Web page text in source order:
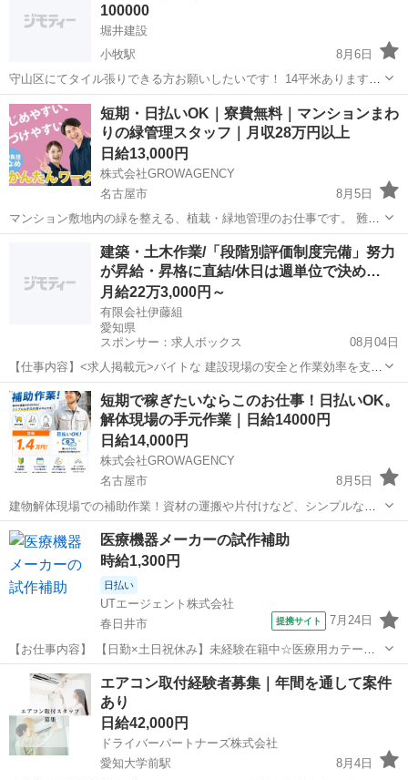
100000
堀井建設
小牧駅
8月6日
守山区にてタイル張りできる方お願いしたいです！ 14平米あります！
下地はこちらで作ります！ タイルもこちらで入れます！
愛知 小牧市 小牧駅
短期・日払いOK｜寮費無料｜マンションまわ
りの緑管理スタッフ｜月収28万円以上
日給13,000円
株式会社GROWAGENCY
名古屋市
8月5日
マンション敷地内の緑を整える、植栽・緑地管理のお仕事です。 難し
い工具や重機は使わず、 指示通りに進めやすい内容なので 未経験でも
スタートしやすいです。 【具体的には】 ・届いた植物や草花、資材の
運搬 ...
名古屋市 その他 個室
建築・土木作業/「段階別評価制度完備」努力
が昇給・昇格に直結/休日は週単位で決め…
月給22万3,000円～
有限会社伊藤組
愛知県
スポンサー：求人ボックス
08月04日
【仕事内容】<求人掲載元>バイトな 建設現場の安全と作業効率を支え
る「現場サポート業務」です。 未経験でも始めやすく、体への負担が
少ない作業が中心です。 主な業務内容 未完成の床に木製のフタを設置
し、落下防止対策を行う 完成した部...
アルバイト・パート
短期で稼ぎたいならこのお仕事！日払いOK。
解体現場の手元作業｜日給14000円
日給14,000円
株式会社GROWAGENCY
名古屋市
8月5日
建物解体現場での補助作業！資材の運搬や片付けなど、シンプルな手
元作業が中心です。 日給1.4万円！ 日払いOK！ 体を動かしたい方に
おすすめ！ NG事項 Wワークの方 18歳未満の方 ...
愛知 名古屋市 その他
医療機器メーカーの試作補助
時給1,300円
日払い
UTエージェント株式会社
春日井市
提携サイト 7月24日
【お仕事内容】 【日勤×土日祝休み】未経験在籍中☆医療用カテーテ
ルの開発補助！年休123日♪明るい髪色OK◎ 【デジタルギフト】 赴任
での新規ご入社の方に！入社日に現金化可能なデジタルギフトで2万円
分支給♪ 【日払い制度...
愛知 春日井市 その他
エアコン取付経験者募集｜年間を通して案件
あり
日給42,000円
ドライバーパートナーズ株式会社
愛知大学前駅
8月4日